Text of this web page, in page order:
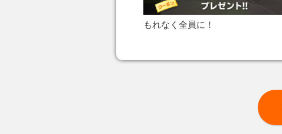
もれなく全員に！